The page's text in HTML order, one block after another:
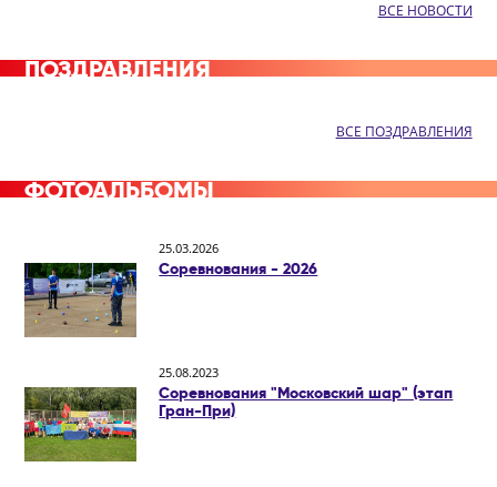
ВСЕ НОВОСТИ
ПОЗДРАВЛЕНИЯ
ВСЕ ПОЗДРАВЛЕНИЯ
ФОТОАЛЬБОМЫ
25.03.2026
Соревнования - 2026
25.08.2023
Соревнования "Московский шар" (этап
Гран-При)